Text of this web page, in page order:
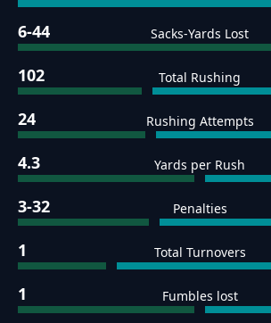
6-44 Sacks-Yards Lost
102 Total Rushing
24 Rushing Attempts
4.3 Yards per Rush
3-32 Penalties
1 Total Turnovers
1 Fumbles lost